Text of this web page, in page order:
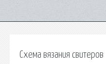
Схема вязания свитеров